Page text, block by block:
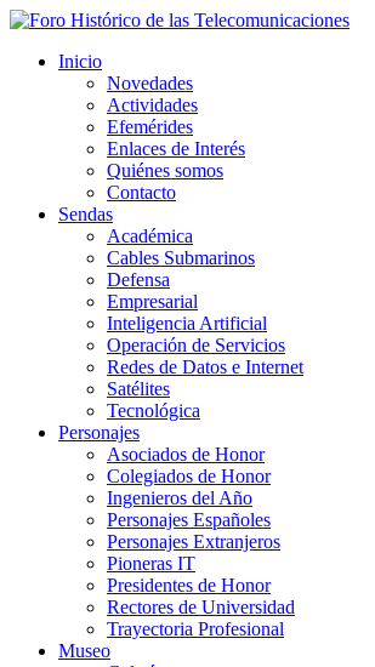
Inicio
Novedades
Actividades
Efemérides
Enlaces de Interés
Quiénes somos
Contacto
Sendas
Académica
Cables Submarinos
Defensa
Empresarial
Inteligencia Artificial
Operación de Servicios
Redes de Datos e Internet
Satélites
Tecnológica
Personajes
Asociados de Honor
Colegiados de Honor
Ingenieros del Año
Personajes Españoles
Personajes Extranjeros
Pioneras IT
Presidentes de Honor
Rectores de Universidad
Trayectoria Profesional
Museo